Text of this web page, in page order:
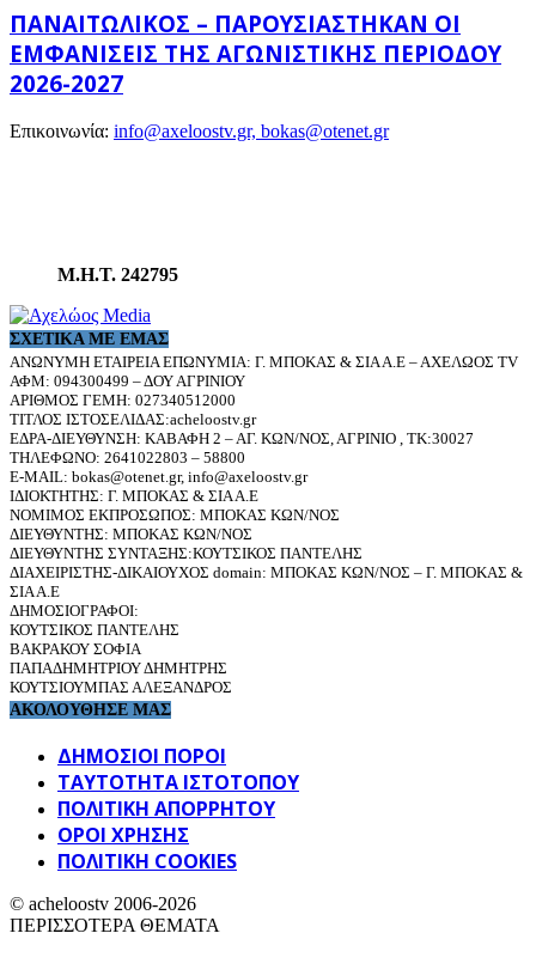
ΠΑΝΑΙΤΩΛΙΚΌΣ – ΠΑΡΟΥΣΙΆΣΤΗΚΑΝ ΟΙ
ΕΜΦΑΝΊΣΕΙΣ ΤΗΣ ΑΓΩΝΙΣΤΙΚΉΣ ΠΕΡΙΌΔΟΥ
2026-2027
Επικοινωνία: info@axeloostv.gr, bokas@otenet.gr
Μ.Η.Τ. 242795
ΣΧΕΤΙΚΆ ΜΕ ΕΜΆΣ
ΑΝΩΝΥΜΗ ΕΤΑΙΡΕΙΑ ΕΠΩΝΥΜΙΑ: Γ. ΜΠΟΚΑΣ & ΣΙΑ Α.Ε – ΑΧΕΛΩΟΣ TV
ΑΦΜ: 094300499 – ΔΟΥ ΑΓΡΙΝΙΟΥ
ΑΡΙΘΜΟΣ ΓΕΜΗ: 027340512000
ΤΙΤΛΟΣ ΙΣΤΟΣΕΛΙΔΑΣ:acheloostv.gr
ΕΔΡΑ-ΔΙΕΥΘΥΝΣΗ: ΚΑΒΑΦΗ 2 – ΑΓ. ΚΩΝ/ΝΟΣ, ΑΓΡΙΝΙΟ , ΤΚ:30027
ΤΗΛΕΦΩΝΟ: 2641022803 – 58800
E-MAIL: bokas@otenet.gr, info@axeloostv.gr
ΙΔΙΟΚΤΗΤΗΣ: Γ. ΜΠΟΚΑΣ & ΣΙΑ Α.Ε
ΝΟΜΙΜΟΣ ΕΚΠΡΟΣΩΠΟΣ: ΜΠΟΚΑΣ ΚΩΝ/ΝΟΣ
ΔΙΕΥΘΥΝΤΗΣ: ΜΠΟΚΑΣ ΚΩΝ/ΝΟΣ
ΔΙΕΥΘΥΝΤΗΣ ΣΥΝΤΑΞΗΣ:ΚΟΥΤΣΙΚΟΣ ΠΑΝΤΕΛΗΣ
ΔΙΑΧΕΙΡΙΣΤΗΣ-ΔΙΚΑΙΟΥΧΟΣ domain: ΜΠΟΚΑΣ ΚΩΝ/ΝΟΣ – Γ. ΜΠΟΚΑΣ &
ΣΙΑ Α.Ε
ΔΗΜΟΣΙΟΓΡΑΦΟΙ:
ΚΟΥΤΣΙΚΟΣ ΠΑΝΤΕΛΗΣ
ΒΑΚΡΑΚΟΥ ΣΟΦΙΑ
ΠΑΠΑΔΗΜΗΤΡΙΟΥ ΔΗΜΗΤΡΗΣ
ΚΟΥΤΣΙΟΥΜΠΑΣ ΑΛΕΞΑΝΔΡΟΣ
ΑΚΟΛΟΥΘΗΣΕ ΜΑΣ
ΔΗΜΟΣΙΟΙ ΠΟΡΟΙ
ΤΑΥΤΌΤΗΤΑ ΙΣΤΌΤΟΠΟΥ
ΠΟΛΙΤΙΚΉ ΑΠΟΡΡΉΤΟΥ
ΌΡΟΙ ΧΡΉΣΗΣ
ΠΟΛΙΤΙΚΗ COOKIES
© acheloostv 2006-2026
ΠΕΡΙΣΣΟΤΕΡΑ ΘΕΜΑΤΑ